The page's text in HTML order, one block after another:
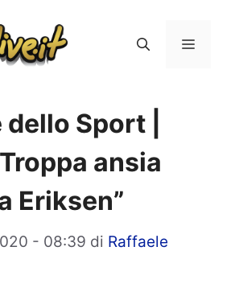
Menu
Sport |
ansia
Eriksen”
- 08:39 di Raffaele